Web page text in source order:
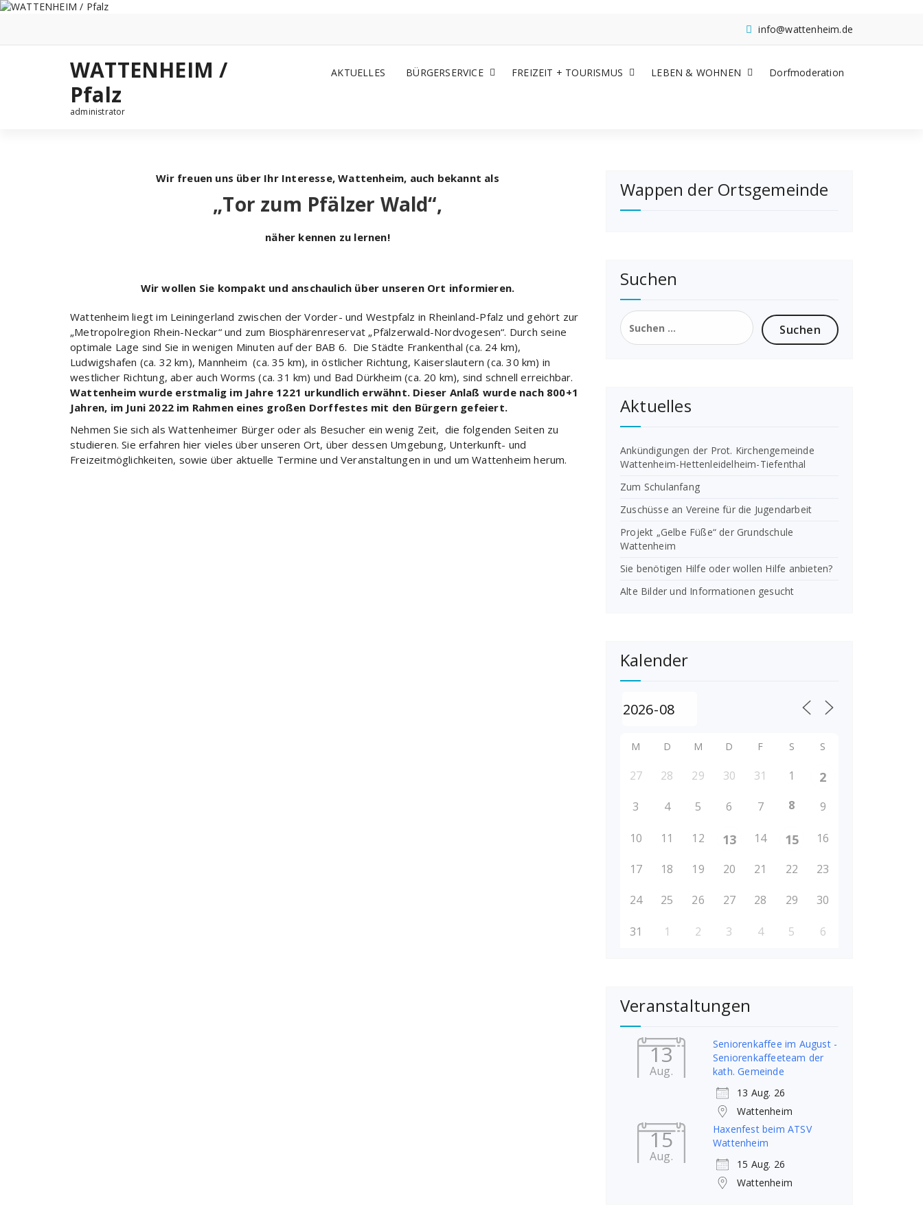
Zum
info@wattenheim.de
WATTENHEIM /
Pfalz
administrator
AKTUELLES BÜRGERSERVICE FREIZEIT + TOURISMUS LEBEN & WOHNEN Dorfmoderation
Wir freuen uns über Ihr Interesse, Wattenheim, auch bekannt als
„Tor zum Pfälzer Wald“,
näher kennen zu lernen!
Wir wollen Sie kompakt und anschaulich über unseren Ort informieren.
Wattenheim liegt im Leiningerland zwischen der Vorder- und Westpfalz in Rheinland-Pfalz und gehört zur
„Metropolregion Rhein-Neckar“ und zum Biosphärenreservat „Pfälzerwald-Nordvogesen“. Durch seine
optimale Lage sind Sie in wenigen Minuten auf der BAB 6. Die Städte Frankenthal (ca. 24 km),
Ludwigshafen (ca. 32 km), Mannheim (ca. 35 km), in östlicher Richtung, Kaiserslautern (ca. 30 km) in
westlicher Richtung, aber auch Worms (ca. 31 km) und Bad Dürkheim (ca. 20 km), sind schnell erreichbar.
Wattenheim wurde erstmalig im Jahre 1221 urkundlich erwähnt. Dieser Anlaß wurde nach 800+1
Jahren, im Juni 2022 im Rahmen eines großen Dorffestes mit den Bürgern gefeiert.
Nehmen Sie sich als Wattenheimer Bürger oder als Besucher ein wenig Zeit, die folgenden Seiten zu
studieren. Sie erfahren hier vieles über unseren Ort, über dessen Umgebung, Unterkunft- und
Freizeitmöglichkeiten, sowie über aktuelle Termine und Veranstaltungen in und um Wattenheim herum.
Wappen der Ortsgemeinde
Suchen
Suchen
nach:
Aktuelles
Ankündigungen der Prot. Kirchengemeinde
Wattenheim-Hettenleidelheim-Tiefenthal
Zum Schulanfang
Zuschüsse an Vereine für die Jugendarbeit
Projekt „Gelbe Füße“ der Grundschule
Wattenheim
Sie benötigen Hilfe oder wollen Hilfe anbieten?
Alte Bilder und Informationen gesucht
Kalender
M D M D F S S
27 28 29 30 31 1 2
3 4 5 6 7 8 9
10 11 12 13 14 15 16
17 18 19 20 21 22 23
24 25 26 27 28 29 30
31 1 2 3 4 5 6
Veranstaltungen
13
Aug.
Seniorenkaffee im August -
Seniorenkaffeeteam der
kath. Gemeinde
13 Aug. 26
Wattenheim
15
Aug.
Haxenfest beim ATSV
Wattenheim
15 Aug. 26
Wattenheim